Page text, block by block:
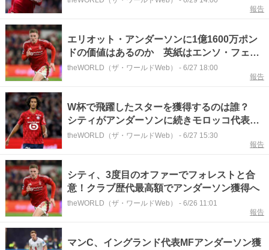
報告
エリオット・アンダーソンに1億1600万ポン
ドの価値はあるのか 英紙はエンソ・フェル
ナンデスとカイセドの両者の強みを兼ね備え
theWORLD（ザ・ワールドWeb） - 6/27 18:00
報告
W杯で飛躍したスターを獲得するのは誰？
シティがアンダーソンに続きモロッコ代表ブ
アディも獲得か
theWORLD（ザ・ワールドWeb） - 6/27 15:30
報告
シティ、3度目のオファーでフォレストと合
意！クラブ歴代最高額でアンダーソン獲得へ
theWORLD（ザ・ワールドWeb） - 6/26 11:01
報告
マンC、イングランド代表MFアンダーソン獲